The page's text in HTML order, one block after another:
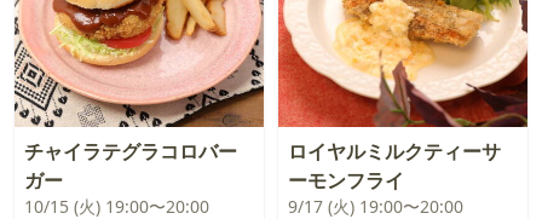
チャイラテグラコロバー
ガー
10/15 (火) 19:00〜20:00
ロイヤルミルクティーサ
ーモンフライ
9/17 (火) 19:00〜20:00